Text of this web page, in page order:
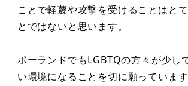
ことで軽蔑や攻撃を受けることはと
とではないと思います。
ポーランドでもLGBTQの方々が少し
い環境になることを切に願っています